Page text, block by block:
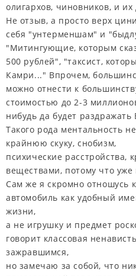
олигархов, чиновников, и их
Не отзыв, а просто верх
себя "унтерменшам" и
"Митингующие, которым
500 рублей", "таксист,
Камри..." Впрочем,
можно отнести к
стоимостью до 2-3
нибудь да будет раздражать
Такого рода ментальность
крайнюю скуку, снобизм,
психические расстройства,
веществами, потому что уже
Сам же я скромно отношусь
автомобиль как удобный
жизни,
а не игрушку и предмет
говорит классовая
зажравшимся,
но замечаю за собой, что